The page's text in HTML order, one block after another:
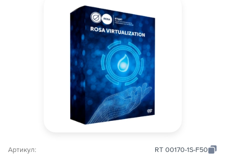
Артикул: RT 00170-1S-F50